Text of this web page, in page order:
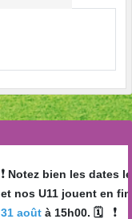
Notez bien les dates le
et nos U11 jouent en
31 août à 15h00. 🗓❗️